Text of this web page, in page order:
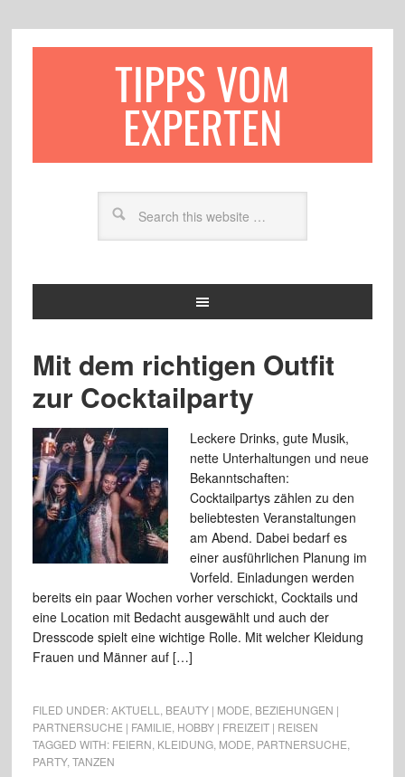
TIPPS VOM
EXPERTEN
Mit dem richtigen Outfit
zur Cocktailparty
Leckere Drinks, gute Musik,
nette Unterhaltungen und neue
Bekanntschaften:
Cocktailpartys zählen zu den
beliebtesten Veranstaltungen
am Abend. Dabei bedarf es
einer ausführlichen Planung im
Vorfeld. Einladungen werden
bereits ein paar Wochen vorher verschickt, Cocktails und
eine Location mit Bedacht ausgewählt und auch der
Dresscode spielt eine wichtige Rolle. Mit welcher Kleidung
Frauen und Männer auf […]
FILED UNDER:AKTUELL BEAUTY | MODE BEZIEHUNGEN |
PARTNERSUCHE | FAMILIE HOBBY | FREIZEIT | REISEN
TAGGED WITH: FEIERN KLEIDUNG, MODE PARTNERSUCHE
PARTY, TANZEN